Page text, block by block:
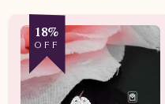
18%
OFF